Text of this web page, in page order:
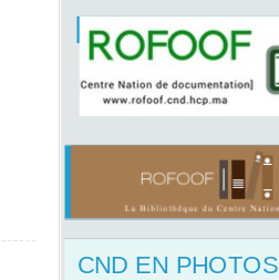
CND EN PHOTOS